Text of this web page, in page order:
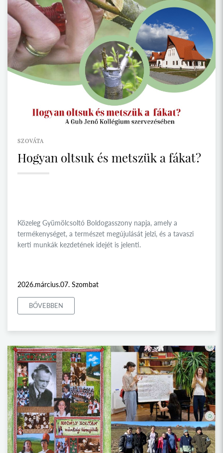
SZOVÁTA
Hogyan oltsuk és metszük a fákat?
Közeleg Gyümölcsoltó Boldogasszony napja, amely a
termékenységet, a természet megújulását jelzi, és a tavaszi
kerti munkák kezdetének idejét is jelenti.
2026.március.07. Szombat
BŐVEBBEN